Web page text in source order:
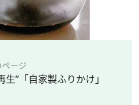
ージ
”「自家製ふりかけ」